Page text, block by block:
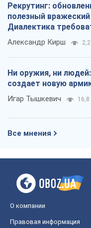
Рекрутинг:
полезный
Диалектика
Александр Кирш 2,2
Ни оружия, ни
создает новую
Игар Тышкевич 16,8
Все мнения
О компании
Правовая информация